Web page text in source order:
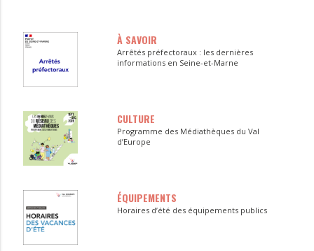
À SAVOIR
Arrêtés préfectoraux : les dernières
informations en Seine-et-Marne
CULTURE
Programme des Médiathèques du Val
d’Europe
ÉQUIPEMENTS
Horaires d’été des équipements publics